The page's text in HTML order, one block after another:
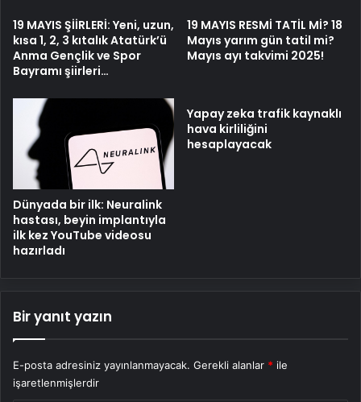
19 MAYIS ŞİİRLERİ: Yeni, uzun,
kısa 1, 2, 3 kıtalık Atatürk’ü
Anma Gençlik ve Spor
Bayramı şiirleri…
19 MAYIS RESMİ TATİL Mİ? 18
Mayıs yarım gün tatil mi?
Mayıs ayı takvimi 2025!
Dünyada bir ilk: Neuralink
hastası, beyin implantıyla
ilk kez YouTube videosu
hazırladı
Yapay zeka trafik kaynaklı
hava kirliliğini
hesaplayacak
Bir yanıt yazın
E-posta adresiniz yayınlanmayacak. Gerekli alanlar * ile
işaretlenmişlerdir